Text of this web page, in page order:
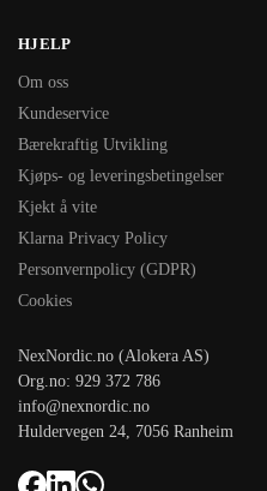
HJELP
Om oss
Kundeservice
Bærekraftig Utvikling
Kjøps- og leveringsbetingelser
Kjekt å vite
Klarna Privacy Policy
Personvernpolicy (GDPR)
Cookies
NexNordic.no (Alokera AS)
Org.no: 929 372 786
info@nexnordic.no
Huldervegen 24, 7056 Ranheim